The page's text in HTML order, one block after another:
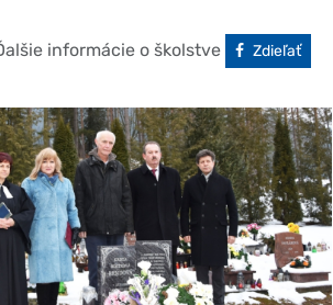
informácie o školstve Facebook
Zdieľať